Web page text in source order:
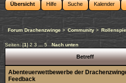
Übersicht Hilfe Suche Kalender
Forum Drachenzwinge > Community>
Seiten: [1]2 3 ... 5 Nach unten
Betreff
Abenteuerwettbewerbe der
Feedback